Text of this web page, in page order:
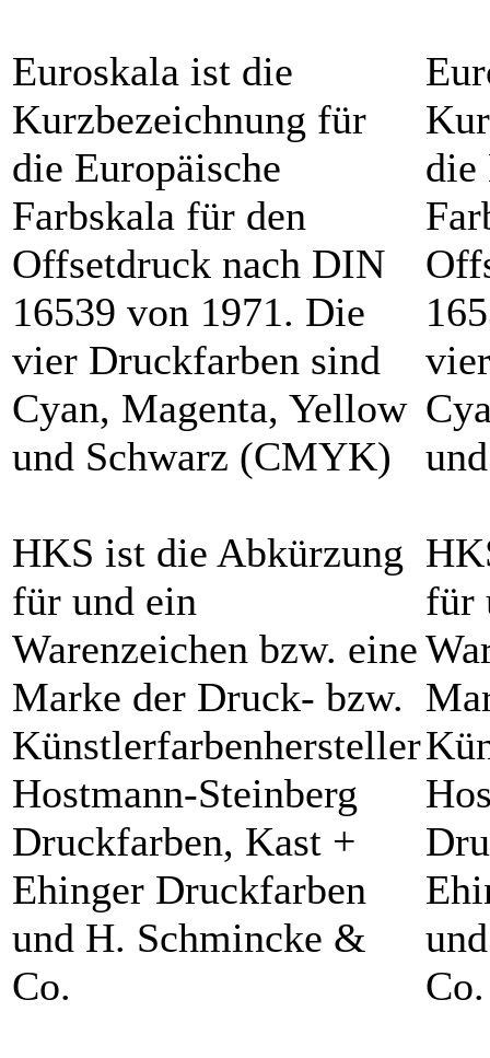
Euroskala ist die
Kurzbezeichnung für
die Europäische
Farbskala für den
Offsetdruck nach DIN
16539 von 1971. Die
vier Druckfarben sind
Cyan, Magenta, Yellow
und Schwarz (CMYK)
HKS ist die Abkürzung
für und ein
Warenzeichen bzw. eine
Marke der Druck- bzw.
Künstlerfarbenhersteller
Hostmann-Steinberg
Druckfarben, Kast +
Ehinger Druckfarben
und H. Schmincke &
Co.
die
für
Co.